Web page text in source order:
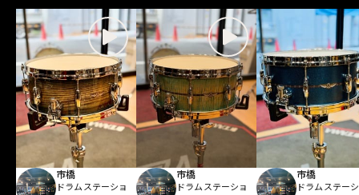
市橋
ドラムステーショ
市橋
ドラムステーショ
市橋
ドラムステー